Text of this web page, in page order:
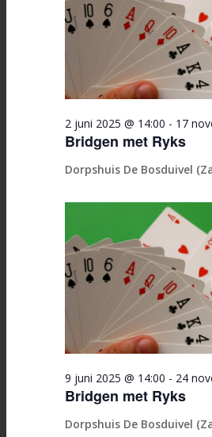
Bridgen met Ryks
2 juni 2025 @ 14:00 - 17
Dorpshuis De Bosduivel
Bridgen met Ryks
9 juni 2025 @ 14:00 - 24
Dorpshuis De Bosduivel